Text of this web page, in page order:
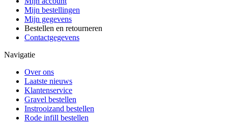
Mijn bestellingen
Mijn gegevens
Bestellen en retourneren
Contactgegevens
Navigatie
Over ons
Laatste nieuws
Klantenservice
Gravel bestellen
Instrooizand bestellen
Rode infill bestellen